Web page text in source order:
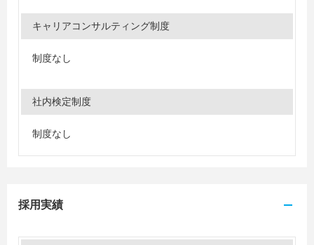
キャリアコンサルティング制度
制度なし
社内検定制度
制度なし
採用実績